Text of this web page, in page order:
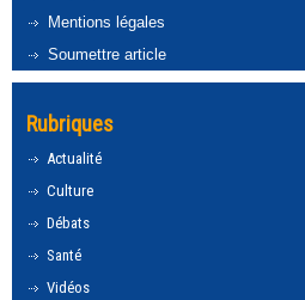
Mentions légales
Soumettre article
Rubriques
Actualité
Culture
Débats
Santé
Vidéos